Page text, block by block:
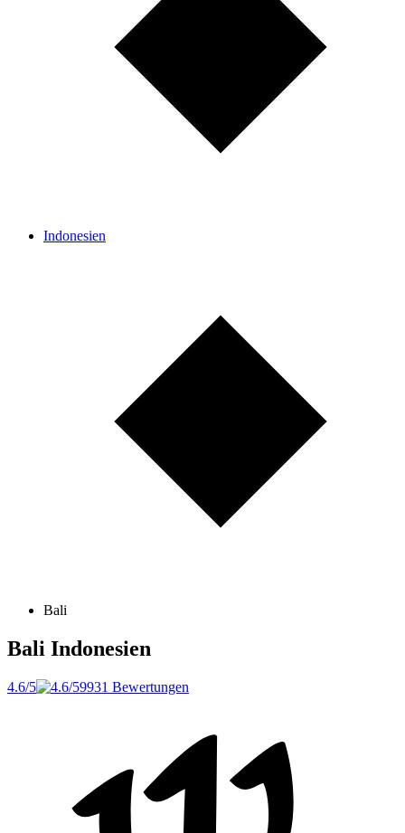
Indonesien
Bali
Bali Indonesien
4.6/5 9931 Bewertungen